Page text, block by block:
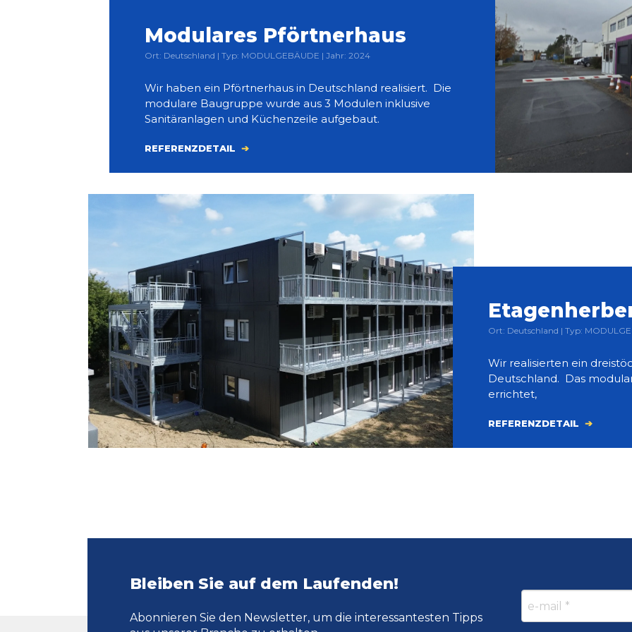
Modulares Pförtnerhaus
Ort: Deutschland | Typ: MODULGEBÄUDE | Jahr: 2024
Wir haben ein Pförtnerhaus in Deutschland realisiert. Die
modulare Baugruppe wurde aus 3 Modulen inklusive
Sanitäranlagen und Küchenzeile aufgebaut.
REFERENZDETAIL
Ort: Deutschland | Typ:
Wir realisierten ein
Deutschland. Das
errichtet,
REFERENZDETAIL
Bleiben Sie auf dem Laufenden!
Abonnieren Sie den Newsletter, um die interessantesten Tipps